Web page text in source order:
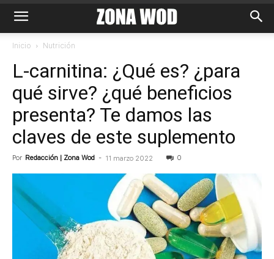
Inicio Nutrición
L-carnitina: ¿Qué es? ¿para
qué sirve? ¿qué beneficios
presenta? Te damos las
claves de este suplemento
Por Redacción | Zona Wod - 11 marzo 2022 0